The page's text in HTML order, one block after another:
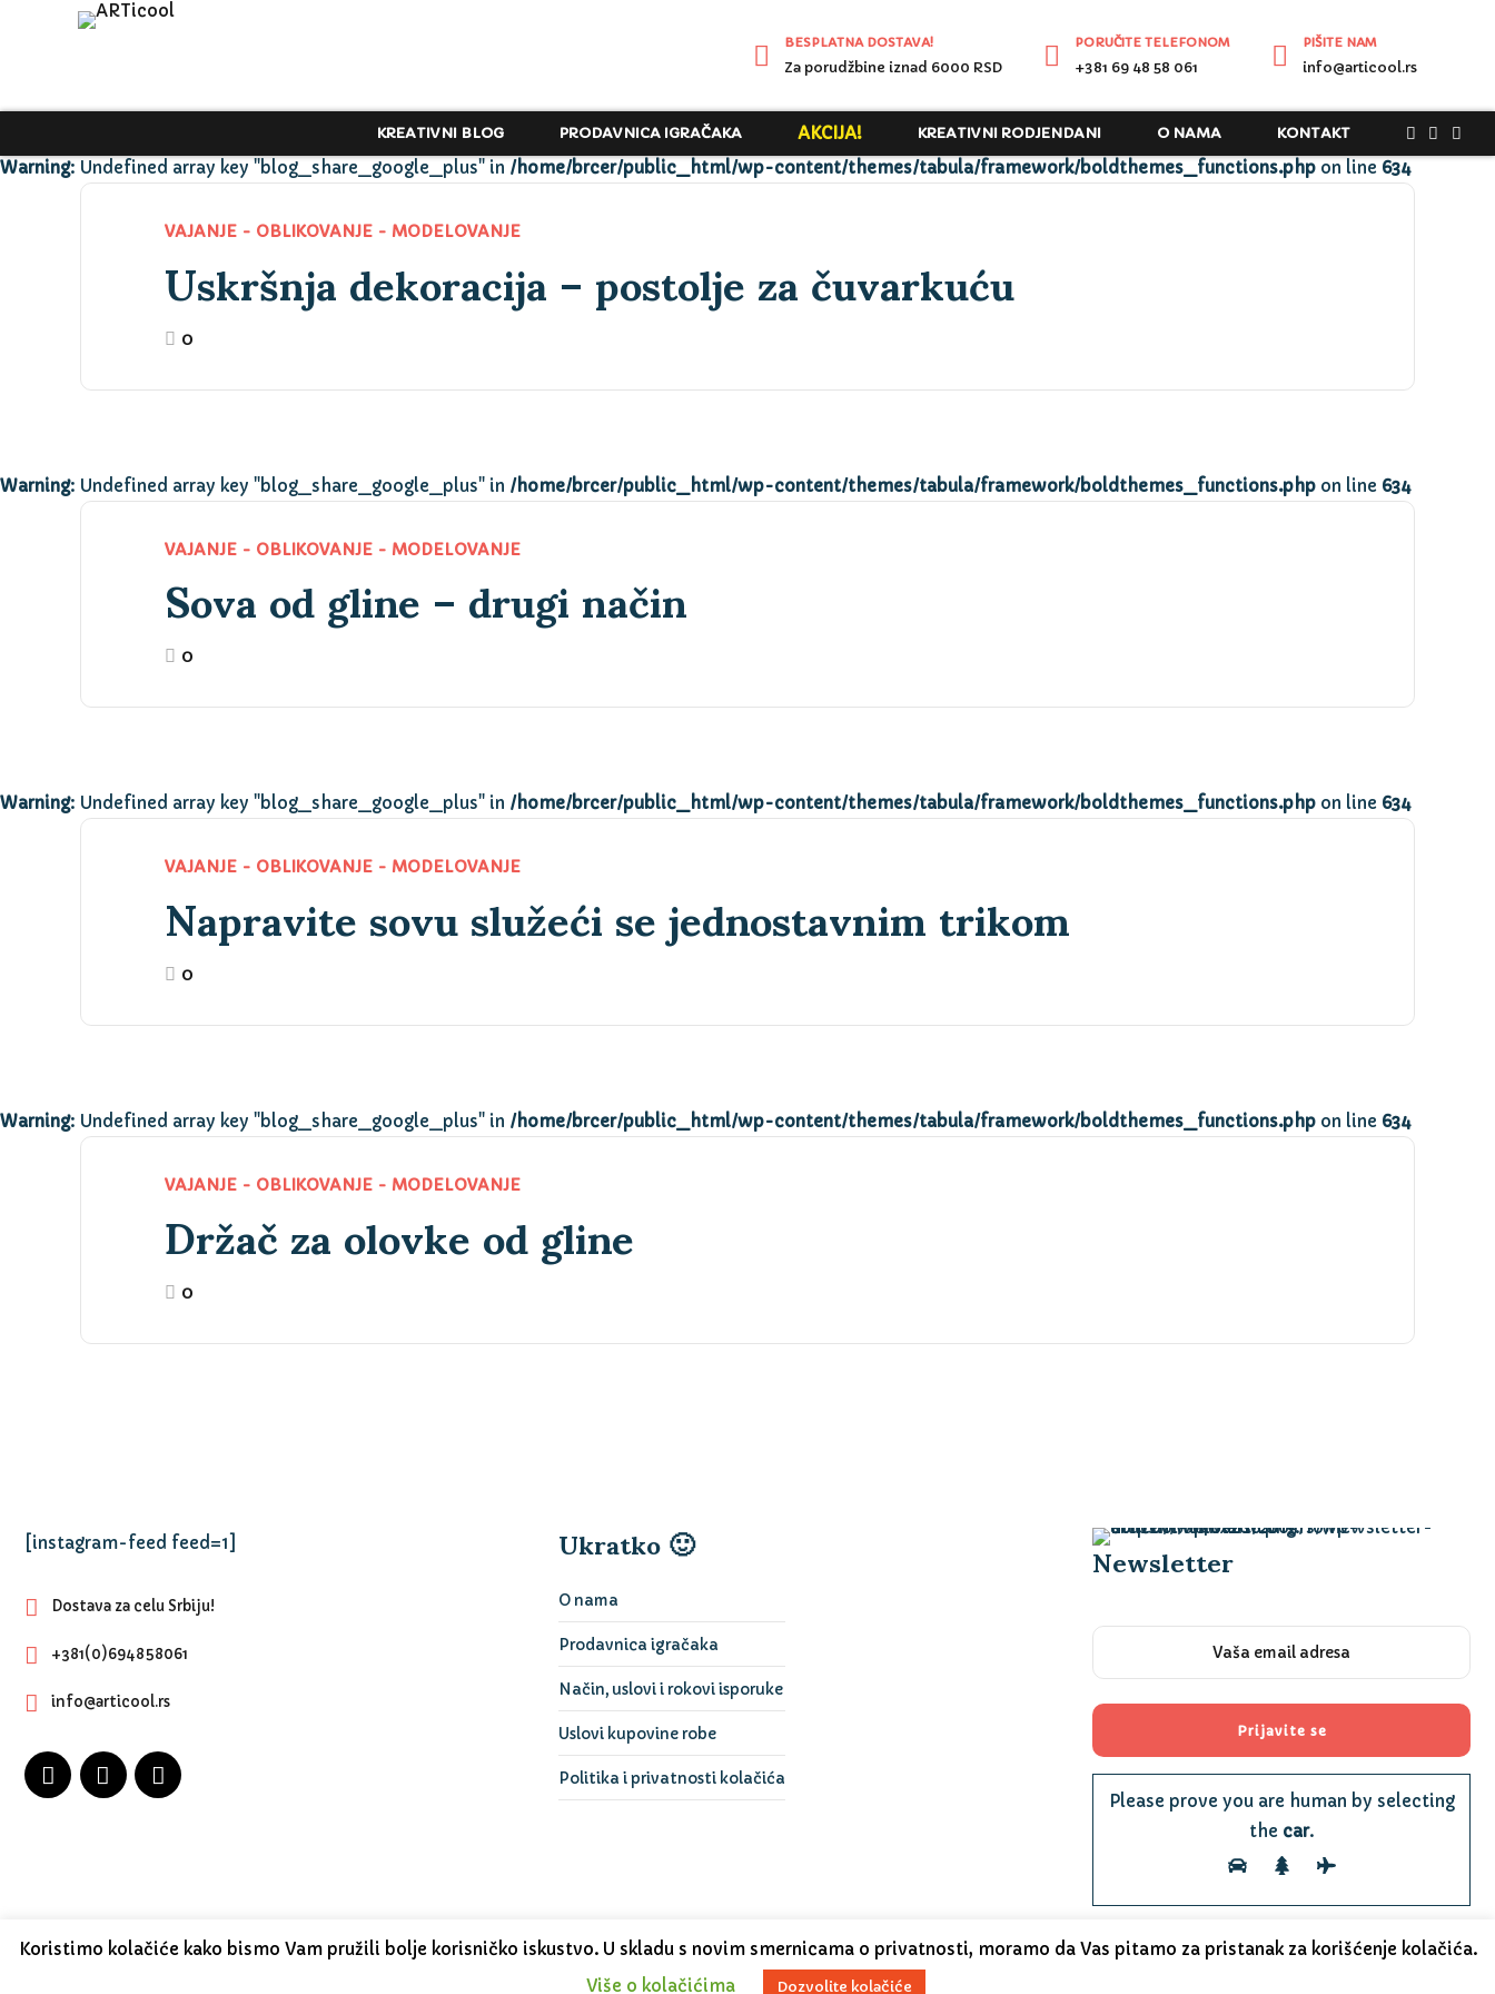
BESPLATNA DOSTAVA!
Za porudžbine iznad 6000 RSD
PORUČITE TELEFONOM
+381 69 48 58 061
PIŠITE NAM
info@articool.rs
KREATIVNI BLOG PRODAVNICA IGRAČAKA AKCIJA! KREATIVNI RODJENDANI O NAMA KONTAKT
Warning: Undefined array key "blog_share_google_plus" in /home/brcer/public_html/wp-content/themes/tabula/framework/boldthemes_functions.php on line 634
VAJANJE - OBLIKOVANJE - MODELOVANJE
Uskršnja dekoracija – postolje za čuvarkuću
0
Warning: Undefined array key "blog_share_google_plus" in /home/brcer/public_html/wp-content/themes/tabula/framework/boldthemes_functions.php on line 634
VAJANJE - OBLIKOVANJE - MODELOVANJE
Sova od gline – drugi način
0
Warning: Undefined array key "blog_share_google_plus" in /home/brcer/public_html/wp-content/themes/tabula/framework/boldthemes_functions.php on line 634
VAJANJE - OBLIKOVANJE - MODELOVANJE
Napravite sovu služeći se jednostavnim trikom
0
Warning: Undefined array key "blog_share_google_plus" in /home/brcer/public_html/wp-content/themes/tabula/framework/boldthemes_functions.php on line 634
VAJANJE - OBLIKOVANJE - MODELOVANJE
Držač za olovke od gline
0
[instagram-feed feed=1]
Dostava za celu Srbiju!
+381(0)694858061
info@articool.rs
Ukratko 🙂
O nama
Prodavnica igračaka
Način, uslovi i rokovi isporuke
Uslovi kupovine robe
Politika i privatnosti kolačića
Newsletter
Please prove you are human by selecting
the car.
Koristimo kolačiće kako bismo Vam pružili bolje korisničko iskustvo. U skladu s novim smernicama o privatnosti, moramo da Vas pitamo za pristanak za korišćenje kolačića.
Više o kolačićima
Dozvolite kolačiće